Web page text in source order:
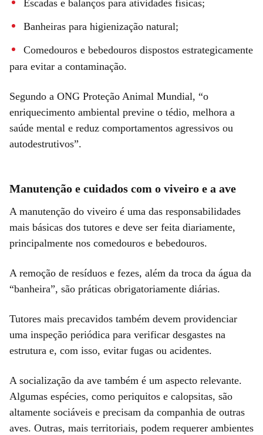
Escadas e balanços para atividades físicas;
Banheiras para higienização natural;
Comedouros e bebedouros dispostos estrategicamente
para evitar a contaminação.
Segundo a ONG Proteção Animal Mundial, “o
enriquecimento ambiental previne o tédio, melhora a
saúde mental e reduz comportamentos agressivos ou
autodestrutivos”.
Manutenção e cuidados com o viveiro e a ave
A manutenção do viveiro é uma das responsabilidades
mais básicas dos tutores e deve ser feita diariamente,
principalmente nos comedouros e bebedouros.
A remoção de resíduos e fezes, além da troca da água da
“banheira”, são práticas obrigatoriamente diárias.
Tutores mais precavidos também devem providenciar
uma inspeção periódica para verificar desgastes na
estrutura e, com isso, evitar fugas ou acidentes.
A socialização da ave também é um aspecto relevante.
Algumas espécies, como periquitos e calopsitas, são
altamente sociáveis e precisam da companhia de outras
aves. Outras, mais territoriais, podem requerer ambientes